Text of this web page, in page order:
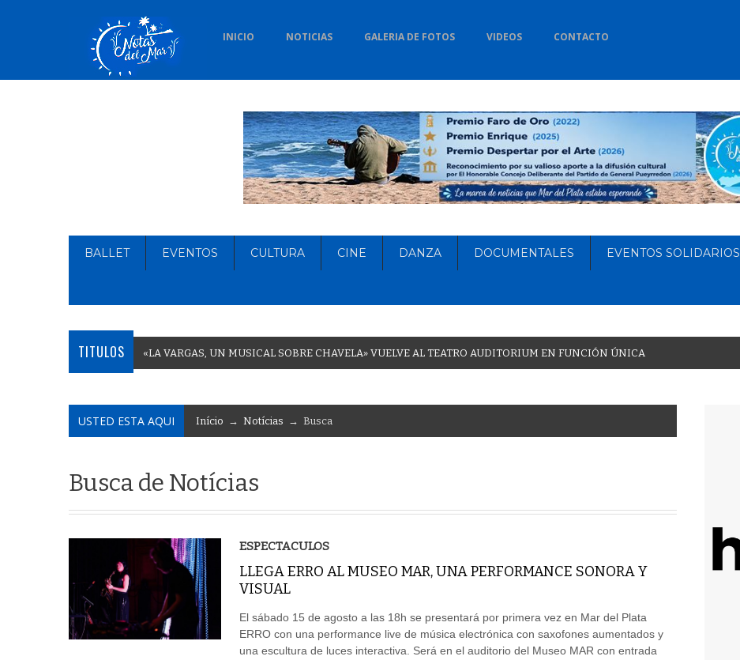
INICIO NOTICIAS GALERIA DE FOTOS VIDEOS CONTACTO
BALLET EVENTOS CULTURA CINE DANZA DOCUMENTALES EVENTOS SOLIDARIOS
TITULOS «LA VARGAS, UN MUSICAL SOBRE CHAVELA» VUELVE AL TEATRO AUDITORIUM EN FUNCIÓN ÚNICA
USTED ESTA AQUI Início → Notícias → Busca
Busca de Notícias
ESPECTACULOS
LLEGA ERRO AL MUSEO MAR, UNA PERFORMANCE SONORA Y
VISUAL
El sábado 15 de agosto a las 18h se presentará por primera vez en Mar del Plata
ERRO con una performance live de música electrónica con saxofones aumentados y
una escultura de luces interactiva. Será en el auditorio del Museo MAR con entrada